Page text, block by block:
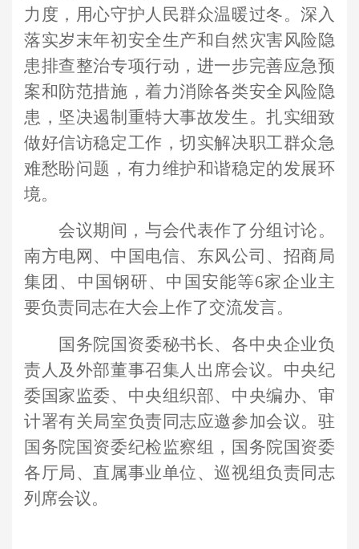
力度，用心守护人民群众温暖过冬。深入
落实岁末年初安全生产和自然灾害风险隐
患排查整治专项行动，进一步完善应急预
案和防范措施，着力消除各类安全风险隐
患，坚决遏制重特大事故发生。扎实细致
做好信访稳定工作，切实解决职工群众急
难愁盼问题，有力维护和谐稳定的发展环
境。
会议期间，与会代表作了分组讨论。
南方电网、中国电信、东风公司、招商局
集团、中国钢研、中国安能等6家企业主
要负责同志在大会上作了交流发言。
国务院国资委秘书长、各中央企业负
责人及外部董事召集人出席会议。中央纪
委国家监委、中央组织部、中央编办、审
计署有关局室负责同志应邀参加会议。驻
国务院国资委纪检监察组，国务院国资委
各厅局、直属事业单位、巡视组负责同志
列席会议。